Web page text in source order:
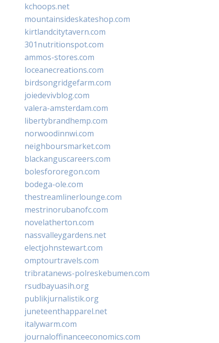
kchoops.net
mountainsideskateshop.com
kirtlandcitytavern.com
301nutritionspot.com
ammos-stores.com
loceanecreations.com
birdsongridgefarm.com
joiedevivblog.com
valera-amsterdam.com
libertybrandhemp.com
norwoodinnwi.com
neighboursmarket.com
blackanguscareers.com
bolesfororegon.com
bodega-ole.com
thestreamlinerlounge.com
mestrinorubanofc.com
novelatherton.com
nassvalleygardens.net
electjohnstewart.com
omptourtravels.com
tribratanews-polreskebumen.com
rsudbayuasih.org
publikjurnalistik.org
juneteenthapparel.net
italywarm.com
journaloffinanceeconomics.com